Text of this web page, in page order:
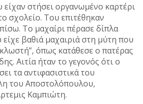
είχαν στήσει οργανωμένο καρτέρι
σχολείο. Του επιτέθηκαν
Το μαχαίρι πέρασε δίπλα
βαθιά μαχαιριά στη μύτη που
όπως κατάθεσε ο πατέρας
Αιτία ήταν το γεγονός ότι ο
τα αντιφασιστικά του
του Αποστολόπουλου,
Καμπιώτη.